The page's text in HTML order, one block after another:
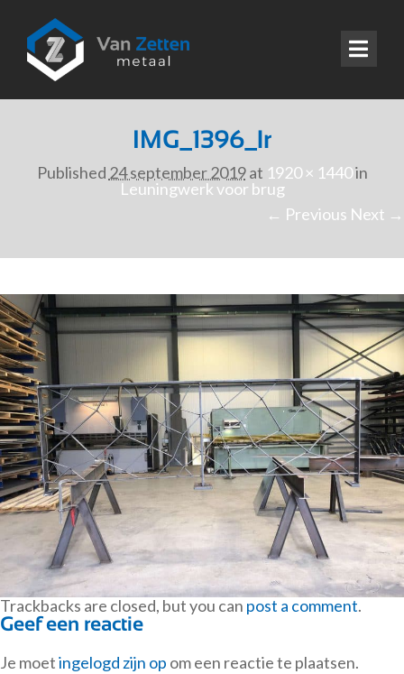
IMG_1396_lr
Published 24 september 2019at 1920 × 1440in
Leuningwerk voor brug
← Previous Next →
Trackbacks are closed, but you can post a comment.
Geef een reactie
Je moetingelogd zijn op om een reactie te plaatsen.